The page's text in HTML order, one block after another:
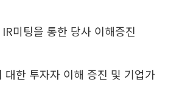
미팅을 통한 당사 이해증진
한 투자자 이해 증진 및 기업가